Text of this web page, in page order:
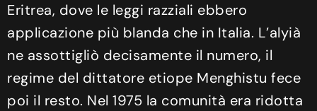
Eritrea, dove le leggi razziali ebbero
applicazione più blanda che in Italia. L’alyià
ne assottigliò decisamente il numero, il
regime del dittatore etiope Menghistu fece
poi il resto. Nel 1975 la comunità era ridotta